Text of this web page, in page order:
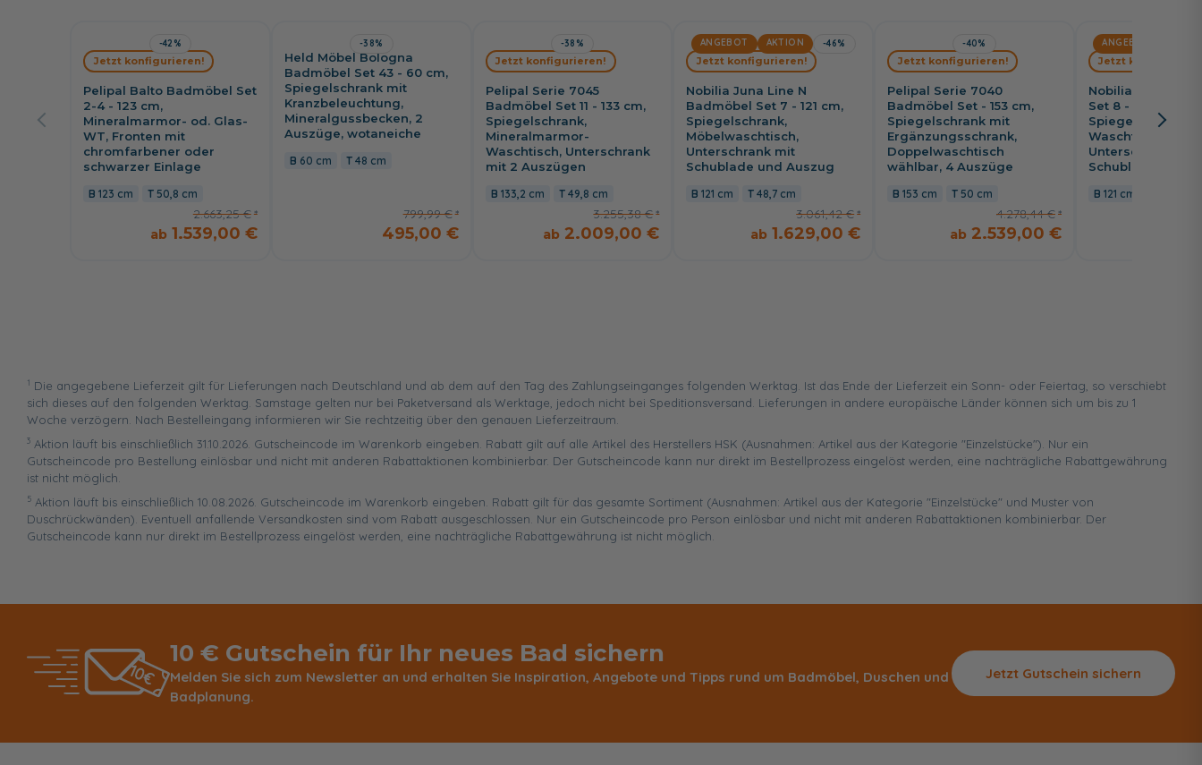
-42%
Pelipal Balto Badmöbel Set
2-4 - 123 cm,
Mineralmarmor- od. Glas-
WT, Fronten mit
chromfarbener oder
schwarzer Einlage
123 cm 50,8 cm
2.663,25 €
1.539,00 €
Jetzt konfigurieren!
-38%
Held Möbel Bologna
Badmöbel Set 43 - 60 cm,
Spiegelschrank mit
Kranzbeleuchtung,
Mineralgussbecken, 2
Auszüge, wotaneiche
60 cm 48 cm
799,99 €
495,00 €
-38%
Pelipal Serie 7045
Badmöbel Set 11 - 133 cm,
Spiegelschrank,
Mineralmarmor-
Waschtisch, Unterschrank
mit 2 Auszügen
133,2 cm 49,8 cm
3.255,38 €
2.009,00 €
Jetzt konfigurieren!
ANGEBOT AKTION -46%
Nobilia Juna Line N
Badmöbel Set 7 - 121 cm,
Spiegelschrank,
Möbelwaschtisch,
Unterschrank mit
Schublade und Auszug
121 cm 48,7 cm
3.061,42 €
1.629,00 €
Jetzt konfigurieren!
-40%
Pelipal Serie 7040
Badmöbel Set - 153 cm,
Spiegelschrank mit
Ergänzungsschrank,
Doppelwaschtisch
wählbar, 4 Auszüge
153 cm 50 cm
4.278,44 €
2.539,00 €
Jetzt konfigurieren!
ANGEBOT
Nobilia City Line
Set 8 - 121 cm,
Spiegelschrank,
Waschtisch
Unterschrank mit
Schublade und
121 cm
Jetzt
1 Die angegebene Lieferzeit gilt für Lieferungen nach Deutschland und ab dem auf den Tag des Zahlungseinganges folgenden Werktag. Ist das Ende der Lieferzeit ein Sonn- oder Feiertag, so verschiebt
sich dieses auf den folgenden Werktag. Samstage gelten nur bei Paketversand als Werktage, jedoch nicht bei Speditionsversand. Lieferungen in andere europäische Länder können sich um bis zu 1
Woche verzögern. Nach Bestelleingang informieren wir Sie rechtzeitig über den genauen Lieferzeitraum.
3 Aktion läuft bis einschließlich 31.10.2026. Gutscheincode im Warenkorb eingeben. Rabatt gilt auf alle Artikel des Herstellers HSK (Ausnahmen: Artikel aus der Kategorie "Einzelstücke"). Nur ein
Gutscheincode pro Bestellung einlösbar und nicht mit anderen Rabattaktionen kombinierbar. Der Gutscheincode kann nur direkt im Bestellprozess eingelöst werden, eine nachträgliche Rabattgewährung
ist nicht möglich.
5 Aktion läuft bis einschließlich 10.08.2026. Gutscheincode im Warenkorb eingeben. Rabatt gilt für das gesamte Sortiment (Ausnahmen: Artikel aus der Kategorie "Einzelstücke" und Muster von
Duschrückwänden). Eventuell anfallende Versandkosten sind vom Rabatt ausgeschlossen. Nur ein Gutscheincode pro Person einlösbar und nicht mit anderen Rabattaktionen kombinierbar. Der
Gutscheincode kann nur direkt im Bestellprozess eingelöst werden, eine nachträgliche Rabattgewährung ist nicht möglich.
10 € Gutschein für Ihr neues Bad sichern
Melden Sie sich zum Newsletter an und erhalten Sie Inspiration, Angebote und Tipps rund um Badmöbel, Duschen und
Badplanung.
Jetzt Gutschein sichern